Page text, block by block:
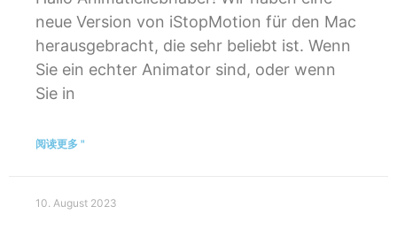
neue Version von iStopMotion für den Mac
herausgebracht, die sehr beliebt ist. Wenn
Sie ein echter Animator sind, oder wenn
Sie in
阅读更多 "
10. August 2023